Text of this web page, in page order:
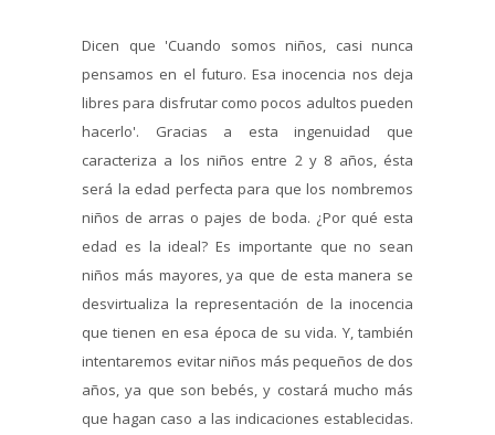
Dicen que 'Cuando somos niños, casi nunca
pensamos en el futuro. Esa inocencia nos deja
libres para disfrutar como pocos adultos pueden
hacerlo'. Gracias a esta ingenuidad que
caracteriza a los niños entre 2 y 8 años, ésta
será la edad perfecta para que los nombremos
niños de arras o pajes de boda. ¿Por qué esta
edad es la ideal? Es importante que no sean
niños más mayores, ya que de esta manera se
desvirtualiza la representación de la inocencia
que tienen en esa época de su vida. Y, también
intentaremos evitar niños más pequeños de dos
años, ya que son bebés, y costará mucho más
que hagan caso a las indicaciones establecidas.